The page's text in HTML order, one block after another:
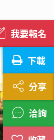
我要報名
下載
分享
洽詢